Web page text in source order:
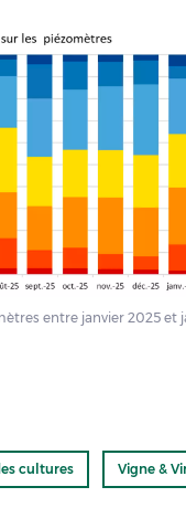
entre janvier 2025 et
cultures Vigne &